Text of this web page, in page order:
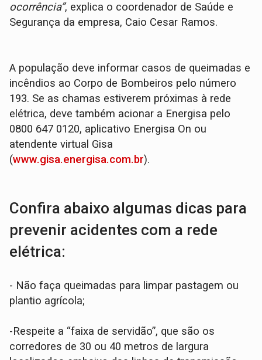
ocorrência”, explica o coordenador de Saúde e
Segurança da empresa, Caio Cesar Ramos.
A população deve informar casos de queimadas e
incêndios ao Corpo de Bombeiros pelo número
193. Se as chamas estiverem próximas à rede
elétrica, deve também acionar a Energisa pelo
0800 647 0120, aplicativo Energisa On ou
atendente virtual Gisa
(www.gisa.energisa.com.br).
Confira abaixo algumas dicas para
prevenir acidentes com a rede
elétrica:
- Não faça queimadas para limpar pastagem ou
plantio agrícola;
-Respeite a “faixa de servidão”, que são os
corredores de 30 ou 40 metros de largura